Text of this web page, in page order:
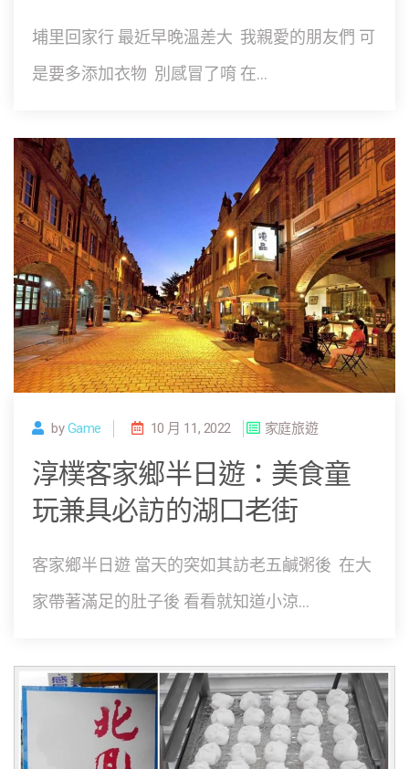
埔里回家行 最近早晚溫差大 我親愛的朋友們 可
是要多添加衣物 別感冒了唷 在...
byGame 10 月 11, 2022 家庭旅遊
淳樸客家鄉半日遊：美食童
玩兼具必訪的湖口老街
客家鄉半日遊 當天的突如其訪老五鹹粥後 在大
家帶著滿足的肚子後 看看就知道小涼...